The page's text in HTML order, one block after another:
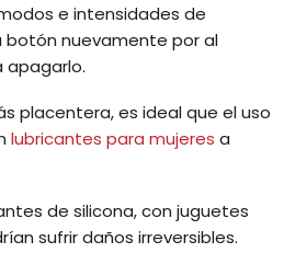
e intensidades de
botón nuevamente por al
apagarlo.
placentera, es ideal que el uso
lubricantes para mujeres a
de silicona, con juguetes
sufrir daños irreversibles.